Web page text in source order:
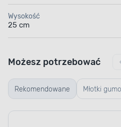
Wyznaczanie i
ogrodowych.
Estetyczne wykończenie
krzewami, gdzie często
Tworzenie niskich
utrzymują podwyższone
osuwaniu się ziemi.
Montaż i korzyści
użytkowania
Wysokość
25 cm
Rekomendowane Młotki
Możesz potrzebować